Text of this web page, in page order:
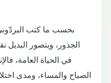
بحسب ما كتب
الجذور، ويتصور البديل
في الحياة العامة،
الصباح والمساء، ومدى